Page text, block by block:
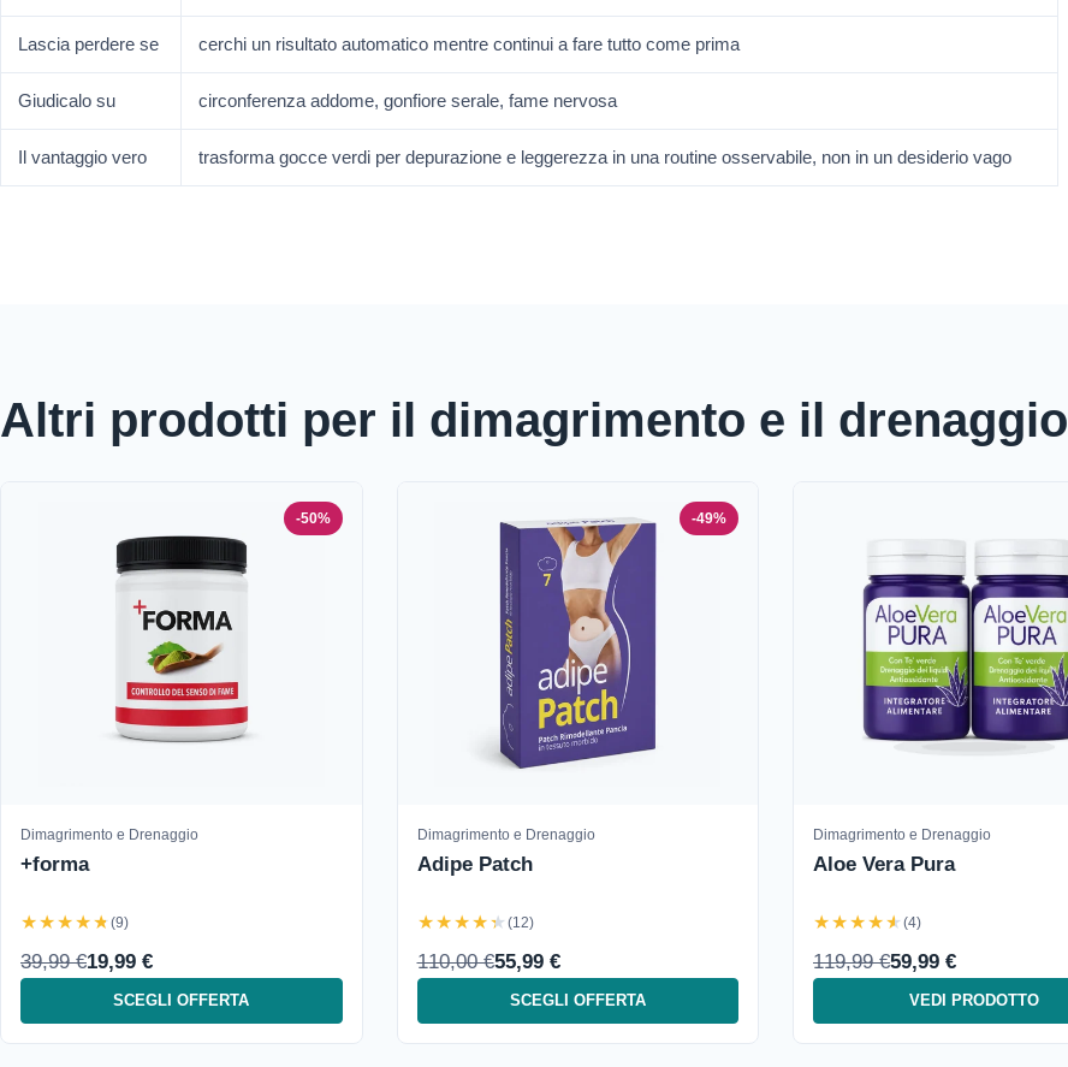
Lascia perdere se cerchi un risultato automatico mentre continui a fare tutto come prima
Giudicalo su circonferenza addome, gonfiore serale, fame nervosa
Il vantaggio vero trasforma gocce verdi per depurazione e leggerezza in una routine osservabile, non in un desiderio vago
Altri prodotti per il dimagrimento e il drenaggio
-50%
Dimagrimento e Drenaggio
+forma
★★★★★ (9)
39,99 €19,99 €
SCEGLI OFFERTA
-49%
Dimagrimento e Drenaggio
Adipe Patch
★★★★★ (12)
110,00 €55,99 €
SCEGLI OFFERTA
Dimagrimento e Drenaggio
Aloe Vera Pura
★★★★★ (4)
119,99 €59,99 €
VEDI PRODOTTO